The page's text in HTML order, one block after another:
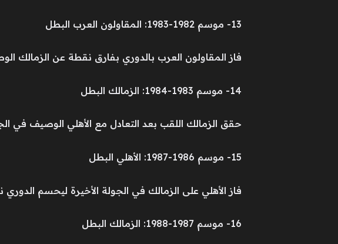
13- موسم 1982-1983: المقاولون العرب البطل
فاز المقاولون العرب بالدوري بفارق نقطة عن الزمالك الوصيف بعد الفوز
14- موسم 1983-1984: الزمالك البطل
حقق الزمالك اللقب بعد التعادل مع الأهلي الوصيف في
15- موسم 1986-1987: الأهلي البطل
فاز الأهلي على الزمالك في الجولة الأخيرة ليحسم الدوري
16- موسم 1987-1988: الزمالك البطل